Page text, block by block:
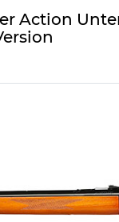
Action